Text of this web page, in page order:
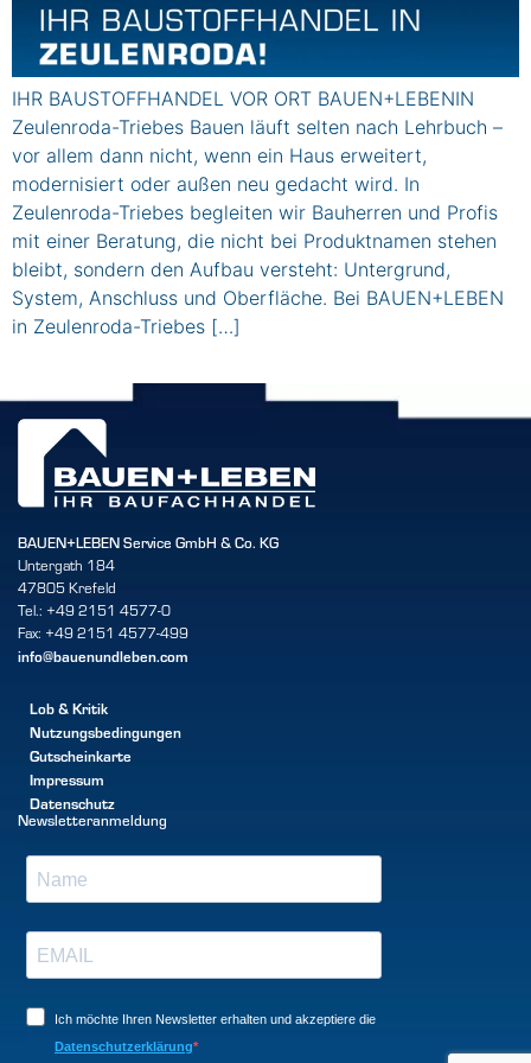
IHR BAUSTOFFHANDEL VOR ORT BAUEN+LEBENIN
Zeulenroda-Triebes Bauen läuft selten nach Lehrbuch –
vor allem dann nicht, wenn ein Haus erweitert,
modernisiert oder außen neu gedacht wird. In
Zeulenroda-Triebes begleiten wir Bauherren und Profis
mit einer Beratung, die nicht bei Produktnamen stehen
bleibt, sondern den Aufbau versteht: Untergrund,
System, Anschluss und Oberfläche. Bei BAUEN+LEBEN
in Zeulenroda-Triebes […]
BAUEN+LEBEN Service GmbH & Co. KG
Untergath 184
47805 Krefeld
Tel.: +49 2151 4577-0
Fax: +49 2151 4577-499
info@bauenundleben.com
Lob & Kritik
Nutzungsbedingungen
Gutscheinkarte
Impressum
Datenschutz
Newsletteranmeldung
Ich möchte Ihren Newsletter erhalten und akzeptiere die
Datenschutzerklärung